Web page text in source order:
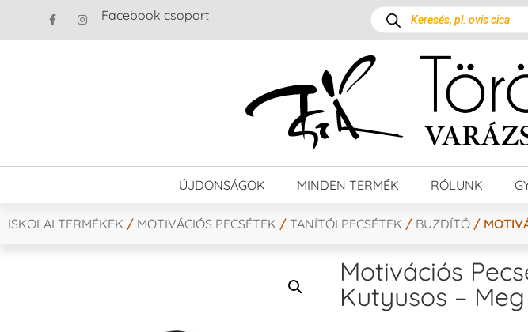
Facebook csoport
ÚJDONSÁGOK MINDEN TERMÉK RÓLUNK
ISKOLAI TERMÉKEK / MOTIVÁCIÓS PECSÉTEK / TANÍTÓI PECSÉTEK / BUZDÍTÓ /
Motivációs
Kutyusos –